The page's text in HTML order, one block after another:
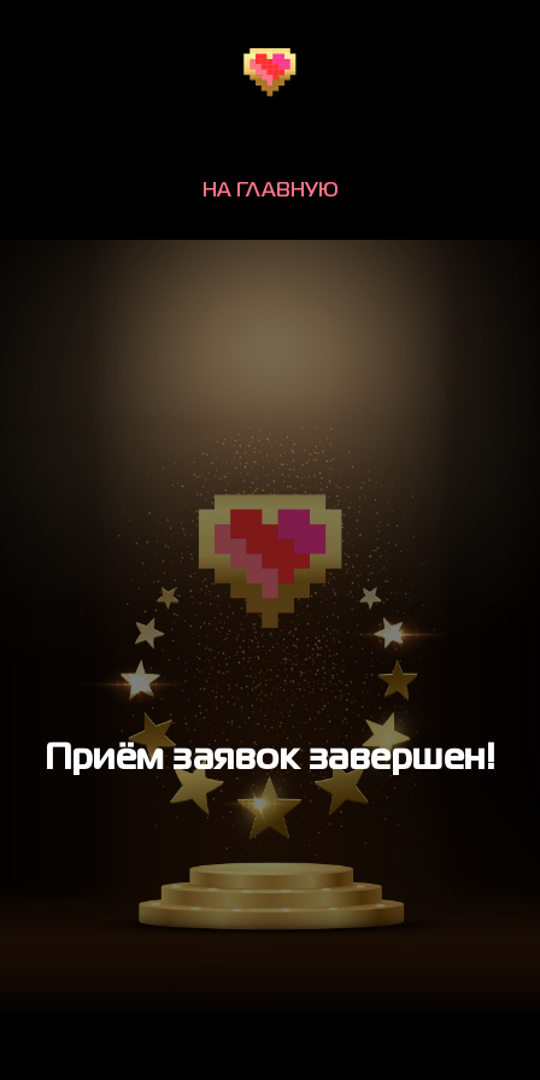
НА ГЛАВНУЮ
Приём заявок завершен!